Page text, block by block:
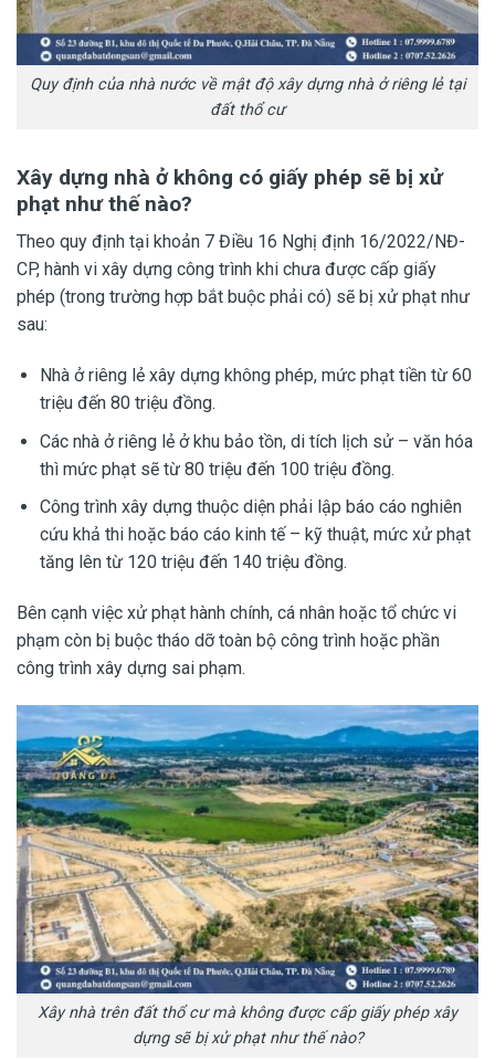
Quy định của nhà nước về mật độ xây dựng nhà ở riêng lẻ tại
đất thổ cư
Xây dựng nhà ở không có giấy phép sẽ bị xử
phạt như thế nào?
Theo quy định tại khoản 7 Điều 16 Nghị định 16/2022/NĐ-
CP, hành vi xây dựng công trình khi chưa được cấp giấy
phép (trong trường hợp bắt buộc phải có) sẽ bị xử phạt như
sau:
Nhà ở riêng lẻ xây dựng không phép, mức phạt tiền từ 60
triệu đến 80 triệu đồng.
Các nhà ở riêng lẻ ở khu bảo tồn, di tích lịch sử – văn hóa
thì mức phạt sẽ từ 80 triệu đến 100 triệu đồng.
Công trình xây dựng thuộc diện phải lập báo cáo nghiên
cứu khả thi hoặc báo cáo kinh tế – kỹ thuật, mức xử phạt
tăng lên từ 120 triệu đến 140 triệu đồng.
Bên cạnh việc xử phạt hành chính, cá nhân hoặc tổ chức vi
phạm còn bị buộc tháo dỡ toàn bộ công trình hoặc phần
công trình xây dựng sai phạm.
Xây nhà trên đất thổ cư mà không được cấp giấy phép xây
dựng sẽ bị xử phạt như thế nào?